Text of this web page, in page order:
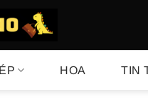
HOA TIN